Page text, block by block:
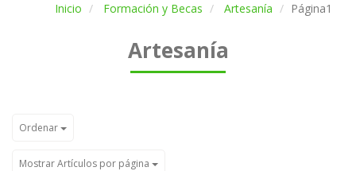
Inicio Formación y Becas Artesanía Página1
Artesanía
Ordenar
Mostrar Artículos por página